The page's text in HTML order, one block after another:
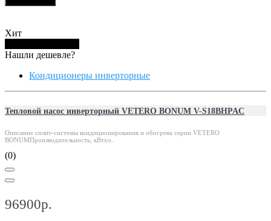
Хит
Нашли дешевле?
Кондиционеры инверторные
Тепловой насос инверторный VETERO BONUM V-S18BHPAC
Описание сплит-системы кондиционирования и обогрева серии VETERO
BONUMПроизводительность, кВтхо..
(0)
96900р.